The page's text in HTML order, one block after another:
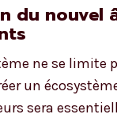
du nouvel
ne se limite
un
sera